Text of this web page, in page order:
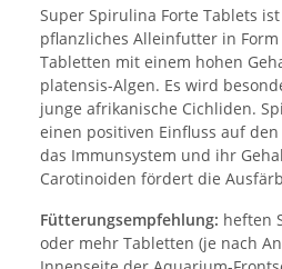
Super Spirulina Forte Tablets
pflanzliches Alleinfutter in
Tabletten mit einem hohen
platensis-Algen. Es wird
junge afrikanische Cichliden.
einen positiven Einfluss auf
das Immunsystem und ihr
Carotinoiden fördert die
Fütterungsempfehlung: heften
oder mehr Tabletten (je nach